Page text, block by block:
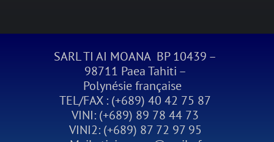
SARL TI AI MOANA BP 10439 –
98711 Paea Tahiti –
Polynésie française
TEL/FAX : (+689) 40 42 75 87
VINI: (+689) 89 78 44 73
VINI2: (+689) 87 72 97 95